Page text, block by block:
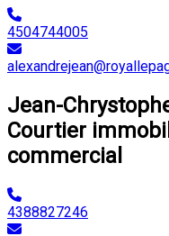
4504744005
Jean-
Courtier
commercial
4388827246